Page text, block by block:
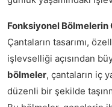
Fonksiyonel Bölmelerin
Çantaların tasarımı,
işlevselliği açısından
bölmeler, çantaların iç
düzenli bir şekilde